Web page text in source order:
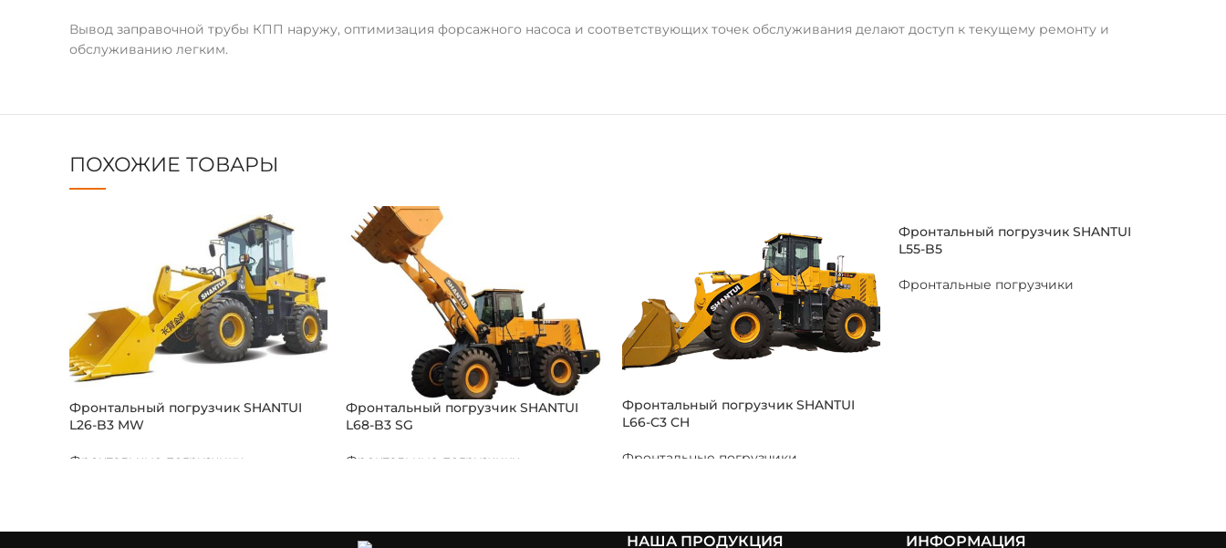
Вывод заправочной трубы КПП наружу, оптимизация форсажного насоса и соответствующих точек обслуживания делают доступ к текущему ремонту и
обслуживанию легким.
ПОХОЖИЕ ТОВАРЫ
Фронтальный погрузчик SHANTUI
L26-B3 MW
Фронтальные погрузчики
Фронтальный погрузчик SHANTUI
L68-B3 SG
Фронтальные погрузчики
Фронтальный погрузчик SHANTUI
L66-C3 CH
Фронтальные погрузчики
Фронтальный погрузчик SHANTUI
L55-B5
Фронтальные погрузчики
НАША ПРОДУКЦИЯ ИНФОРМАЦИЯ